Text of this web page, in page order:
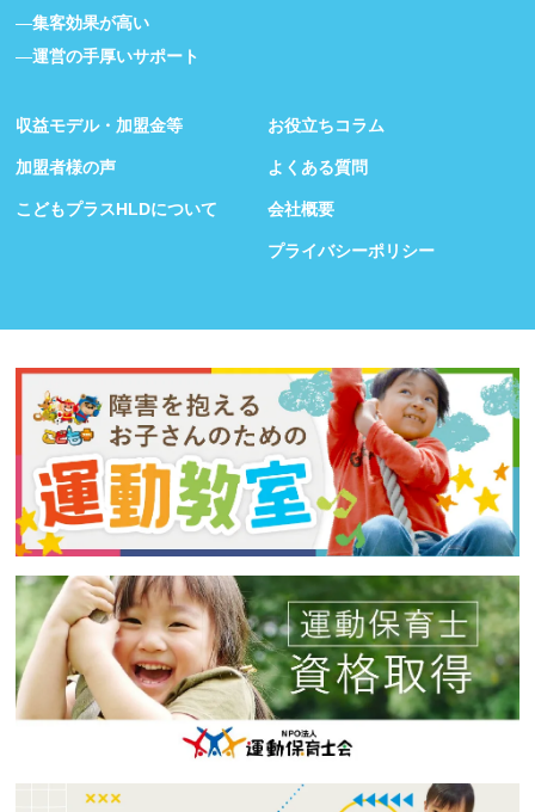
集客効果が高い
運営の手厚いサポート
収益モデル・加盟金等
加盟者様の声
こどもプラスHLDについて
お役立ちコラム
よくある質問
会社概要
プライバシーポリシー